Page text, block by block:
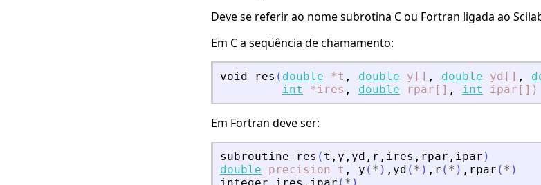
Deve se referir ao nome subrotina C ou Fortran ligada ao
Em C a seqüência de chamamento:
void res ( double *t , double y[] , double yd[] ,
int
*ires , double rpar[] , int ipar[])
Em Fortran deve ser:
subroutine res ( t , y , yd , r , ires , rpar , ipar )
double
precision t , y ( * ) , yd ( * ) , r ( * ) , rpar ( * )